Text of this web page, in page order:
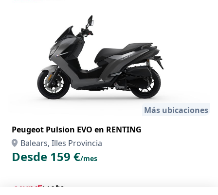
Más ubicaciones
Peugeot Pulsion EVO en RENTING
Balears, Illes Provincia
Desde 159 €/mes